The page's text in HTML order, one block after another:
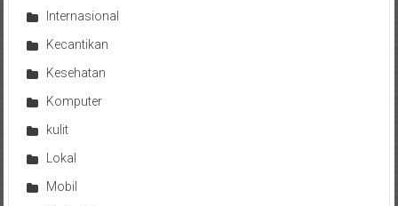
Internasional
Kecantikan
Kesehatan
Komputer
kulit
Lokal
Mobil